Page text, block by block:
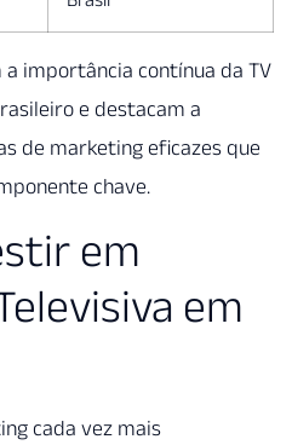
importância contínua da TV
e destacam a
de marketing eficazes que
chave.
em
em
cada vez mais